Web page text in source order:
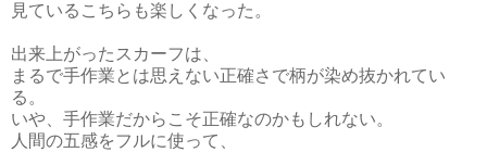
見ているこちらも楽しくなった。
出来上がったスカーフは、
まるで手作業とは思えない正確さで柄が染め抜かれてい
る。
いや、手作業だからこそ正確なのかもしれない。
人間の五感をフルに使って、